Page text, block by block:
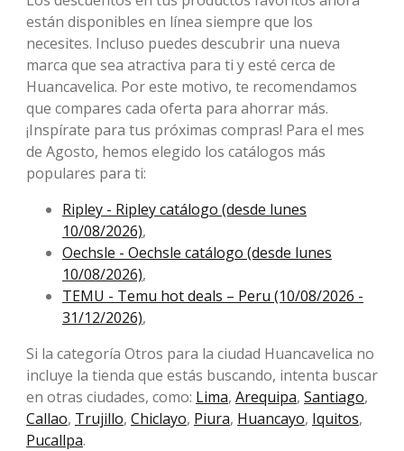
están disponibles en línea siempre que los
necesites. Incluso puedes descubrir una nueva
marca que sea atractiva para ti y esté cerca de
Huancavelica. Por este motivo, te recomendamos
que compares cada oferta para ahorrar más.
¡Inspírate para tus próximas compras! Para el mes
de Agosto, ​​hemos elegido los catálogos más
populares para ti:
Ripley - Ripley catálogo (desde lunes
10/08/2026),
Oechsle - Oechsle catálogo (desde lunes
10/08/2026),
TEMU - Temu hot deals – Peru (10/08/2026 -
31/12/2026),
Si la categoría Otros para la ciudad Huancavelica no
incluye la tienda que estás buscando, intenta buscar
en otras ciudades, como: Lima, Arequipa, Santiago,
Callao, Trujillo, Chiclayo, Piura, Huancayo, Iquitos,
Pucallpa.